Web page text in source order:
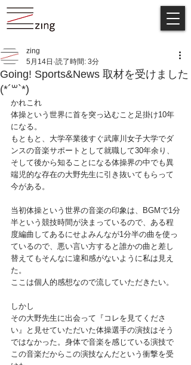
Going! Sports&News 取材を受けました
(*´꒳`*)
zing
5月14日 読了時間: 3分
かれこれ
体操という世界に首を突っ込むこと足掛け10年
になる。
もともと、大学卒業後すぐ武庫川女子大学でダ
ンスの音楽サポートとして就職して30年余り、
そして後から知ることになる体操界の中でも異
端児的な存在の大野先生に引き抜いてもらって
今がある。
当初体操という世界の音楽の印象は、BGMで1分
半という競技時間が決まっているので、ある程
度編曲してあるにせよみんなが1分半の曲を使っ
ているので、悪い言い方すると誰かの曲と差し
替えてもそんなに違和感がないように私は見え
た。
ここは個人的感想なので流していただきたい。
しかし
その大野先生に出会って『コレを見てくださ
い』と見せていただいた体操選手の演技はそう
ではなかった。身体で音楽を感じている演技で
この音楽だからこの演技なんだという衝撃を受